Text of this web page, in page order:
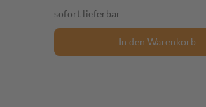
sofort lieferbar
In den Warenkorb